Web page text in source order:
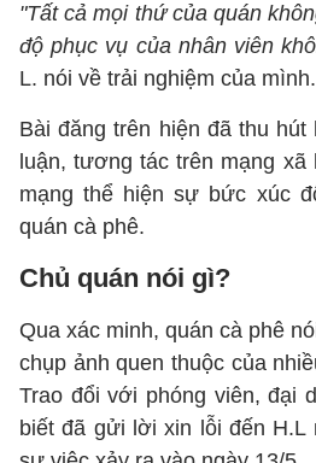
"Tất cả mọi thứ của quán
độ phục vụ của nhân viên
L. nói về trải nghiệm của mình.
Bài đăng trên hiện đã thu
luận, tương tác trên mạng
mạng thể hiện sự bức xúc
quán cà phê.
Chủ quán nói gì?
Qua xác minh, quán cà phê
chụp ảnh quen thuộc của
Trao đổi với phóng viên, đại
biết đã gửi lời xin lỗi đến H.L